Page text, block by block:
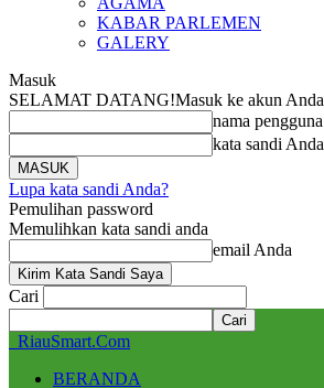
KABAR PARLEMEN
GALERY
Masuk
SELAMAT DATANG!Masuk ke akun Anda
nama pengguna
kata sandi Anda
Lupa kata sandi Anda?
Pemulihan password
Memulihkan kata sandi anda
email Anda
Cari
RiauSmart.Com
BERANDA